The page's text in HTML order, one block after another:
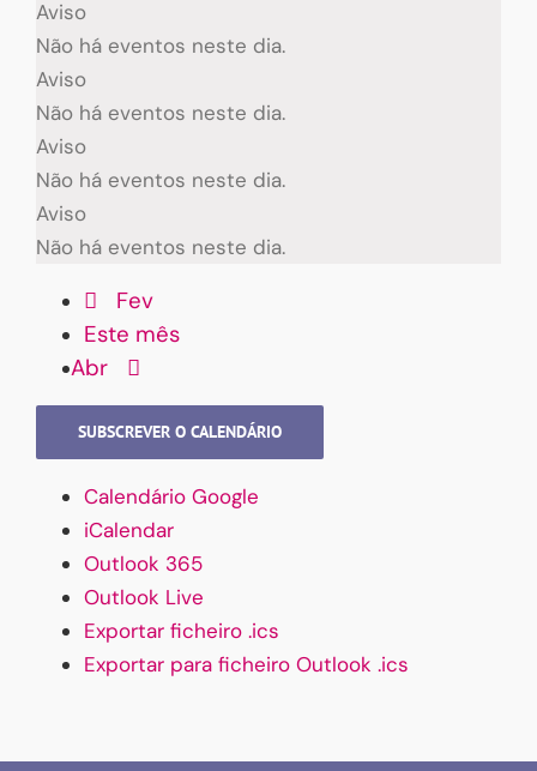
Aviso
Não há eventos neste dia.
Aviso
Não há eventos neste dia.
Aviso
Não há eventos neste dia.
Aviso
Não há eventos neste dia.
Fev
Este mês
Abr
SUBSCREVER O CALENDÁRIO
Calendário Google
iCalendar
Outlook 365
Outlook Live
Exportar ficheiro .ics
Exportar para ficheiro Outlook .ics